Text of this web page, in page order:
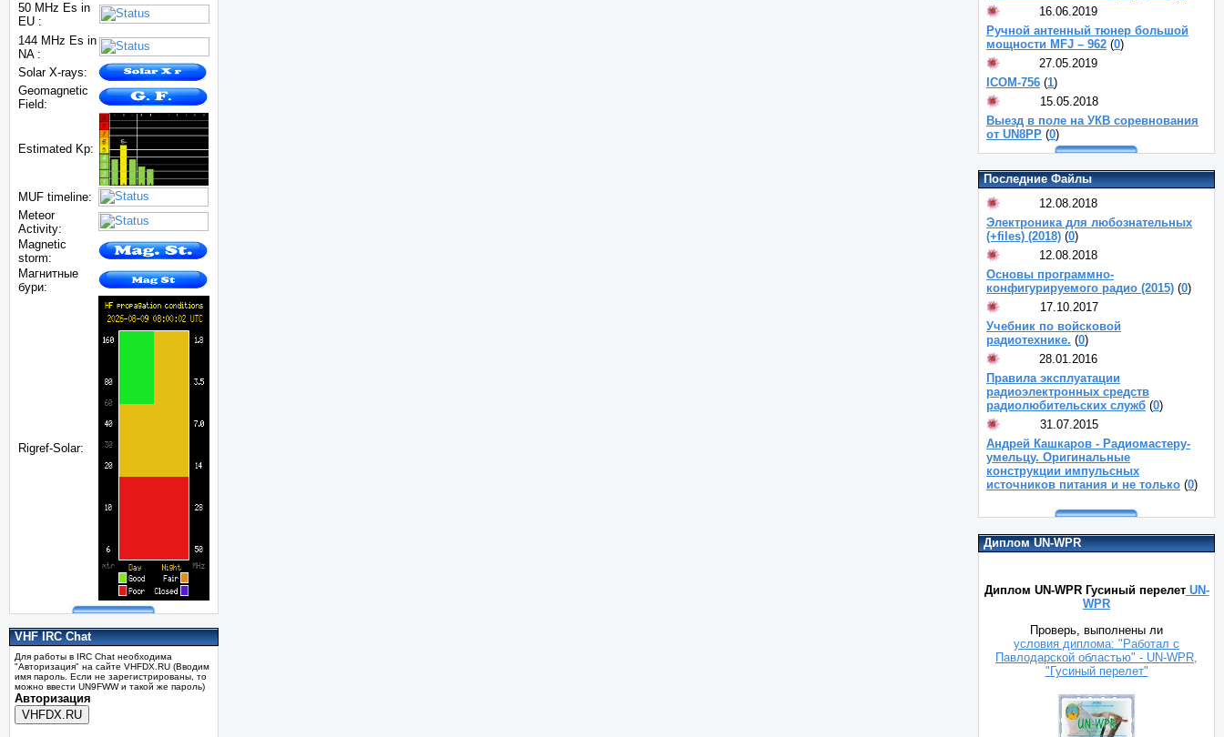
50 MHz Es in
EU :
144 MHz Es in
NA :
Solar X-rays:
Geomagnetic
Field:
Estimated Kp:
MUF timeline:
Meteor
Activity:
Magnetic
storm:
Магнитные
бури:
Rigref-Solar:
VHF IRC Chat
Для работы в IRC Chat необходима
"Авторизация" на сайте VHFDX.RU (Вводим
имя пароль. Если не зарегистрированы, то
можно ввести UN9FWW и такой же пароль)
Авторизация
16.06.2019
Ручной антенный тюнер большой
мощности MFJ – 962 (0)
27.05.2019
ICOM-756 (1)
15.05.2018
Выезд в поле на УКВ соревнования
от UN8PP (0)
Последние Файлы
12.08.2018
Электроника для любознательных
(+files) (2018) (0)
12.08.2018
Основы программно-
конфигурируемого радио (2015) (0)
17.10.2017
Учебник по войсковой
радиотехнике. (0)
28.01.2016
Правила эксплуатации
радиоэлектронных средств
радиолюбительских служб (0)
31.07.2015
Андрей Кашкаров - Радиомастеру-
умельцу. Оригинальные
конструкции импульсных
источников питания и не только (0)
Диплом UN-WPR
Диплом UN-WPR Гусиный перелетUN-
WPR
Проверь, выполнены ли
условия диплома: "Работал с
Павлодарской областью" - UN-WPR,
"Гусиный перелет"